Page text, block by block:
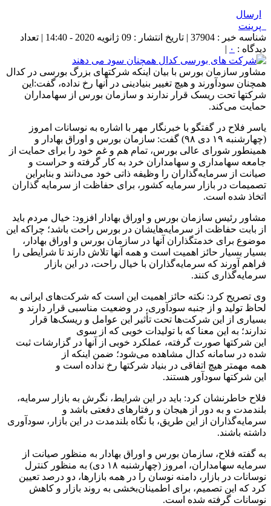
ارسال
پرینت
شناسه خبر : 37904 | تاریخ انتشار : 09 ژانویه 2020 - 14:40 | تعداد
دیدگاه : ۰ |
مشاور سازمان بورس با بیان اینکه شرکتهای بزرگ بورسی در کدال
همچنان سودآورند و هیچ تغییر بنیادینی در آنها رخ نداده، گفت:این
شرکتها تحت ریسک قرار ندارند و سازمان بورس از سهامداران
حمایت می‌کند.
یاسر فلاح در گفتگو با خبرنگار مهر با اشاره به نوسانات امروز
(چهارشنبه ۱۹ دی ۹۸) گفت: سازمان بورس و اوراق بهادار و
همینطور شورای عالی بورس، تمام هم و غم خود را برای حمایت از
جامعه سهامداری و سهامداران خرد به کار گرفته و حراست و
صیانت از سرمایه‌گذاران را وظیفه ذاتی خود می‌دانند و بنابراین
تصمیمات در بازار سرمایه کشور، برای حفاظت از سرمایه گذاران
اتخاذ شده است.
مشاور رئیس سازمان بورس و اوراق بهادار افزود: خیال مردم باید
از بابت حفاظت از سرمایه‌هایشان در بورس راحت باشد؛ چراکه این
موضوع برای خدمتگذاران آنها در سازمان بورس و اوراق بهادار،
بسیار بسیار حائز اهمیت است و همه آنها تلاش دارند تا شرایطی را
فراهم آورند که سرمایه‌گذاران با خیال راحت، در این بازار
سرمایه‌گذاری کنند.
وی تصریح کرد: نکته حائز اهمیت این است که شرکت‌های ایرانی به
لحاظ تولید و از جنبه سودآوری، در وضعیت مناسبی قرار دارند و
بسیاری از این شرکت‌ها تحت تأثیر این عوامل و ریسک‌ها قرار
ندارند؛ به این معنا که با تولیدات خوبی که از سوی
این شرکتها صورت گرفته، عملکرد خوبی از آنها در گزارشات ثبت
شده در سامانه کدال مشاهده می‌شود؛ ضمن اینکه از
همه مهمتر هیچ اتفاقی در بنیاد شرکتها رخ نداده است و
این شرکتها سودآور هستند.
فلاح خاطرنشان کرد: باید در این شرایط، نگرش به بازار سرمایه،
بلندمدت و به دور از هیجان و رفتارهای دفعتی باشد و
سرمایه‌گذاران از این طریق، با نگاه بلندمدت در این بازار، سودآوری
داشته باشند.
به گفته فلاح، سازمان بورس و اوراق بهادار به منظور صیانت از
سرمایه سهامداران، امروز (چهارشنبه ۱۸ دی) به منظور کنترل
نوسانات در بازار، دامنه نوسان را در همه بازارها، دو درصد تعیین
کرد که این تصمیم، برای اطمینان‌بخشی به روند بازار و کاهش
نوسانات گرفته شده است.